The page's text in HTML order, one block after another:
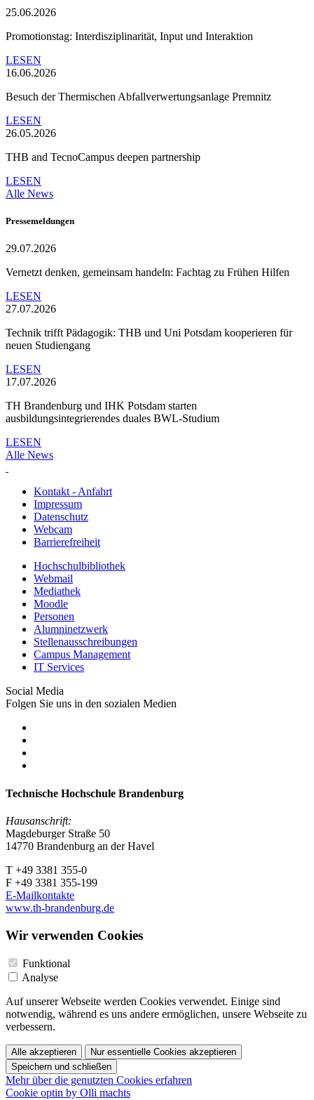
25.06.2026
Promotionstag: Interdisziplinarität, Input und Interaktion
LESEN
16.06.2026
Besuch der Thermischen Abfallverwertungsanlage Premnitz
LESEN
26.05.2026
THB and TecnoCampus deepen partnership
LESEN
Alle News
Pressemeldungen
29.07.2026
Vernetzt denken, gemeinsam handeln: Fachtag zu Frühen Hilfen
LESEN
27.07.2026
Technik trifft Pädagogik: THB und Uni Potsdam kooperieren für
neuen Studiengang
LESEN
17.07.2026
TH Brandenburg und IHK Potsdam starten
ausbildungsintegrierendes duales BWL-Studium
LESEN
Alle News
Kontakt - Anfahrt
Impressum
Datenschutz
Webcam
Barrierefreiheit
Hochschulbibliothek
Webmail
Mediathek
Moodle
Personen
Alumninetzwerk
Stellenausschreibungen
Campus Management
IT Services
Social Media
Folgen Sie uns in den sozialen Medien
Technische Hochschule Brandenburg
Hausanschrift:
Magdeburger Straße 50
14770 Brandenburg an der Havel
T +49 3381 355-0
F +49 3381 355-199
E-Mailkontakte
www.th-brandenburg.de
Wir verwenden Cookies
Funktional
Analyse
Auf unserer Webseite werden Cookies verwendet. Einige sind
notwendig, während es uns andere ermöglichen, unsere Webseite zu
verbessern.
Alle akzeptieren
Nur essentielle Cookies akzeptieren
Speichern und schließen
Mehr über die genutzten Cookies erfahren
Cookie optin by Olli machts